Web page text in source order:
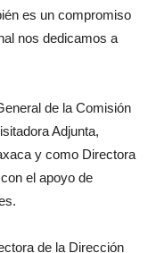
es un compromiso
nos dedicamos a
de la Comisión
Adjunta,
y como Directora
el apoyo de
de la Dirección